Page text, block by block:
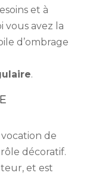
et à
vous avez la
d’ombrage
.
de
décoratif.
et est